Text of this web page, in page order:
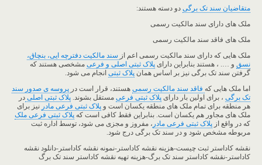
متقاضیان سند تک برگی دو دسته هستند:
ملک های دارای سند مالکیت رسمی
ملک های فاقد سند مالکیت رسمی
ملک هایی که دارای سند مالکیت رسمی اعم از سند مالکیت دفترچه ایی، بنچاق،
نسق و …. ، هستند بنابراین دارای پلاک ثبتی اصلی و فرعی مشخصی هستند که
گرفتن سند تک برگی نیز بر اساس همان پلاک ثبتی انجام می شود.
اما ملک هایی که فاقد سند مالکیت رسمی هستند، قرار است در پروسه ی صدور سند
تک برگی ، برای اولین بار دارای پلاک ثبتی فرعی مستقل بشوند. پلاک ثبتی اصلی در
هر منطقه برای تمام ملک های منطقه یکسان است و پلاک ثبتی فرعی مادر نیز برای
ملک های مجاور هم یکسان است. بنابراین فقط کافی است که پلاک ثبتی فرعی ملک
که در واقع از پلاک ثبتی فرعی مادر ، مفروز و مجزی می شود، توسط اداره ثبت
مربوطه مشخص شود و در سند تک برگی درج شود.
نقشه کاداستر ثبت چیست-هزینه نقشه کاداستر-نمونه نقشه کاداستر-دانلود نقشه
کاداستر-نقشه کاداستر سند تک برگ-هزینه تهیه نقشه کاداستر سند تک برگ